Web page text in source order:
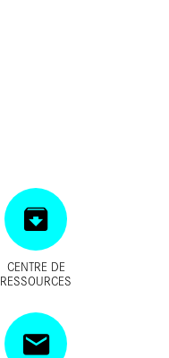
CENTRE DE
RESSOURCES